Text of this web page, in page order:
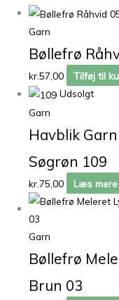
Garn
Bøllefrø
kr.57,00
Tilføj til
Udsolgt
Garn
Havblik Garn
Søgrøn 109
kr.75,00 Læs mere
Garn
Bøllefrø
Brun 03